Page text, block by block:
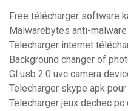
Free télécharger software
Malwarebytes anti-
Telecharger internet
Background changer of
Gl usb 2.0 uvc camera
Telecharger skype apk
Telecharger jeux dechec pc